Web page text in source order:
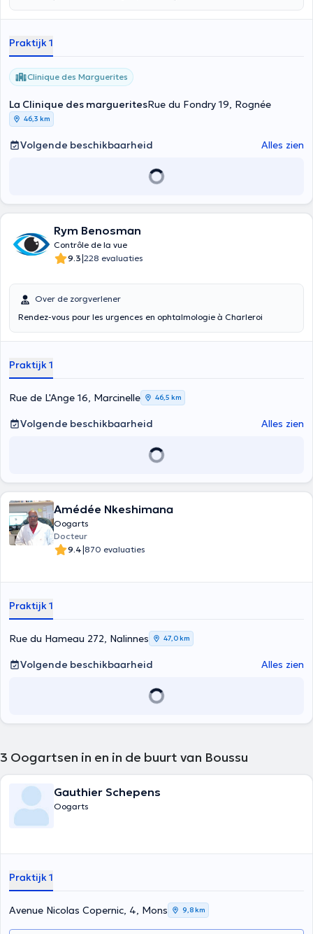
Praktijk 1
Clinique des Marguerites
La Clinique des margueritesRue du Fondry 19, Rognée
46,3 km
Volgende beschikbaarheid Alles zien
Rym Benosman
Contrôle de la vue
9.3|228 evaluaties
Over de zorgverlener
Rendez-vous pour les urgences en ophtalmologie à Charleroi
Praktijk 1
Rue de L'Ange 16, Marcinelle 46,5 km
Volgende beschikbaarheid Alles zien
Amédée Nkeshimana
Oogarts
Docteur
9.4|870 evaluaties
Praktijk 1
Rue du Hameau 272, Nalinnes 47,0 km
Volgende beschikbaarheid Alles zien
3 Oogartsen in en in de buurt van Boussu
Gauthier Schepens
Oogarts
Praktijk 1
Avenue Nicolas Copernic, 4, Mons 9,8 km